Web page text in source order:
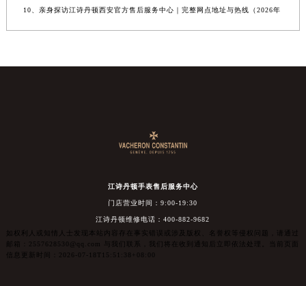
10、亲身探访江诗丹顿西安官方售后服务中心｜完整网点地址与热线（2026年
江诗丹顿手表售后服务中心
门店营业时间：9:00-19:30
江诗丹顿维修电话：400-882-9682
如权利人或知情人士发现本站内容存在事实错误或涉及版权、名誉权等侵权问题，请通过
邮箱：2557628530@qq.com 与我们联系，我们将在收到通知后立即依法处理。当前页面
信息更新时间：2026-07-18T15:51:38+08:00